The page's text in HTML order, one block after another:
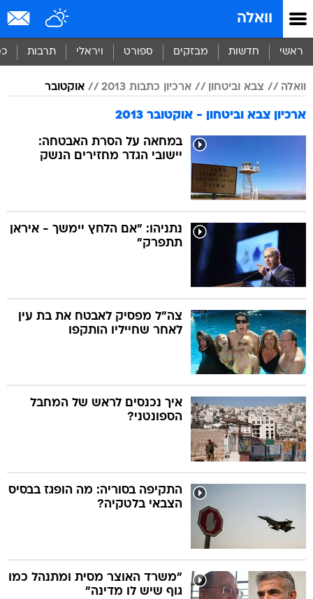
וואלה
ראשי חדשות מבזקים ספורט ויראלי תרבות
וואלה צבא וביטחון ארכיון כתבות 2013 אוקטובר
ארכיון צבא וביטחון - אוקטובר 2013
במחאה על הסרת האבטחה:
יישובי הגדר מחזירים הנשק
נתניהו: "אם הלחץ יימשך - איראן
תתפרק"
צה"ל מפסיק לאבטח את בת עין
לאחר שחייליו הותקפו
איך נכנסים לראש של המחבל
הספונטני?
התקיפה בסוריה: מה הופגז בבסיס
הצבאי בלטקיה?
"משרד האוצר מסית ומתנהל כמו
גוף שיש לו מדינה"